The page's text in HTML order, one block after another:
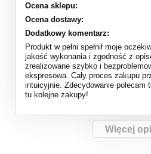
Ocena sklepu:
Ocena dostawy:
Dodatkowy komentarz:
Produkt w pełni spełnił moje
jakość wykonania i zgodność z
zrealizowane szybko i
ekspresowa. Cały proces zakupu
intuicyjnie. Zdecydowanie polecam
tu kolejne zakupy!
Więcej